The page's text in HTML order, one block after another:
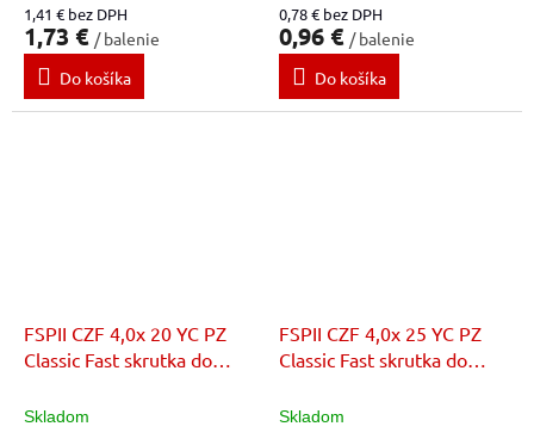
1,41 € bez DPH
1,73 € / balenie
Do košíka
0,78 € bez DPH
0,96 € / balenie
Do košíka
FSPII CZF 4,0x 20 YC PZ
Classic Fast skrutka do
Skladom
FSPII CZF 4,0x 25 YC PZ
Classic Fast skrutka do
Skladom